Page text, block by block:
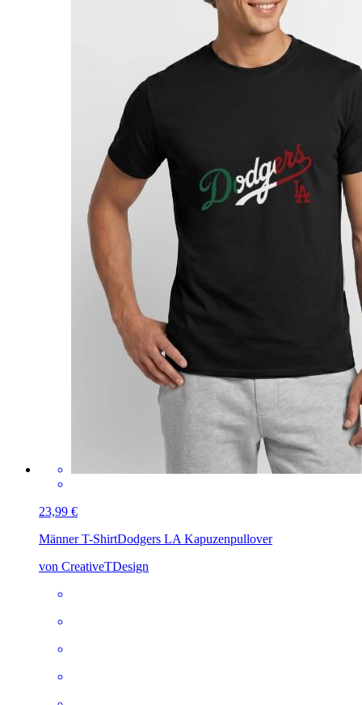
23,99 €
Männer T-ShirtDodgers LA Kapuzenpullover
von CreativeTDesign